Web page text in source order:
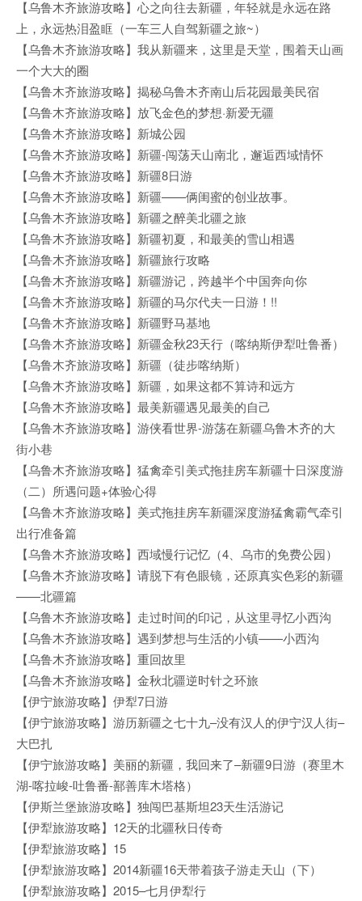
【乌鲁木齐旅游攻略】心之向往去新疆，年轻就是永远在路
上，永远热泪盈眶（一车三人自驾新疆之旅~）
【乌鲁木齐旅游攻略】我从新疆来，这里是天堂，围着天山画
一个大大的圈
【乌鲁木齐旅游攻略】揭秘乌鲁木齐南山后花园最美民宿
【乌鲁木齐旅游攻略】放飞金色的梦想·新爱无疆
【乌鲁木齐旅游攻略】新城公园
【乌鲁木齐旅游攻略】新疆-闯荡天山南北，邂逅西域情怀
【乌鲁木齐旅游攻略】新疆8日游
【乌鲁木齐旅游攻略】新疆——俩闺蜜的创业故事。
【乌鲁木齐旅游攻略】新疆之醉美北疆之旅
【乌鲁木齐旅游攻略】新疆初夏，和最美的雪山相遇
【乌鲁木齐旅游攻略】新疆旅行攻略
【乌鲁木齐旅游攻略】新疆游记，跨越半个中国奔向你
【乌鲁木齐旅游攻略】新疆的马尔代夫一日游！!!
【乌鲁木齐旅游攻略】新疆野马基地
【乌鲁木齐旅游攻略】新疆金秋23天行（喀纳斯伊犁吐鲁番）
【乌鲁木齐旅游攻略】新疆（徒步喀纳斯）
【乌鲁木齐旅游攻略】新疆，如果这都不算诗和远方
【乌鲁木齐旅游攻略】最美新疆遇见最美的自己
【乌鲁木齐旅游攻略】游侠看世界-游荡在新疆乌鲁木齐的大
街小巷
【乌鲁木齐旅游攻略】猛禽牵引美式拖挂房车新疆十日深度游
（二）所遇问题+体验心得
【乌鲁木齐旅游攻略】美式拖挂房车新疆深度游猛禽霸气牵引
出行准备篇
【乌鲁木齐旅游攻略】西域慢行记忆（4、乌市的免费公园）
【乌鲁木齐旅游攻略】请脱下有色眼镜，还原真实色彩的新疆
——北疆篇
【乌鲁木齐旅游攻略】走过时间的印记，从这里寻忆小西沟
【乌鲁木齐旅游攻略】遇到梦想与生活的小镇——小西沟
【乌鲁木齐旅游攻略】重回故里
【乌鲁木齐旅游攻略】金秋北疆逆时针之环旅
【伊宁旅游攻略】伊犁7日游
【伊宁旅游攻略】游历新疆之七十九–没有汉人的伊宁汉人街–
大巴扎
【伊宁旅游攻略】美丽的新疆，我回来了–新疆9日游（赛里木
湖-喀拉峻-吐鲁番-鄯善库木塔格）
【伊斯兰堡旅游攻略】独闯巴基斯坦23天生活游记
【伊犁旅游攻略】12天的北疆秋日传奇
【伊犁旅游攻略】15
【伊犁旅游攻略】2014新疆16天带着孩子游走天山（下）
【伊犁旅游攻略】2015–七月伊犁行